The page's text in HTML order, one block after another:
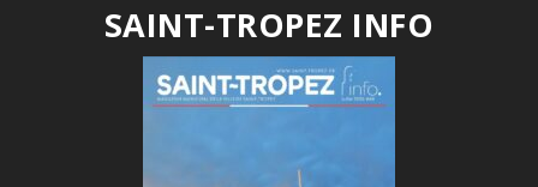
SAINT-TROPEZ INFO